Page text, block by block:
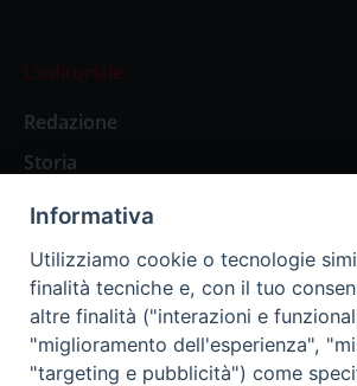
L’editoriale
Redazione
Storia
Abbonamenti
Abbonamento Annuale Digitale
Abbonamento Annuale Cartaceo
Informativa
Utilizziamo cookie o tecnologie
finalità tecniche e, con il tuo
altre finalità ("interazioni e
"miglioramento dell'esperienza",
"targeting e pubblicità") come